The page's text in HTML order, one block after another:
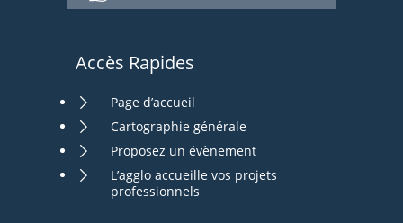
Accès Rapides
Page d’accueil
Cartographie générale
Proposez un évènement
L’agglo accueille vos projets
professionnels